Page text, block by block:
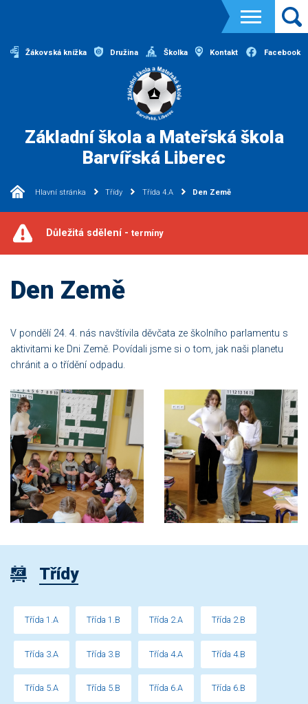
Žákovská knížka Družina Školka Kontakt Facebook
Základní škola a Mateřská škola
Barvířská Liberec
Hlavní stránka Třídy Třída 4.A Den Země
Důležitá sdělení - termíny
Den Země
V pondělí 24. 4. nás navštívila děvčata ze školního parlamentu s
aktivitami ke Dni Země. Povídali jsme si o tom, jak naši planetu
chránit a o třídění odpadu.
Třídy
Třída 1.A Třída 1.B Třída 2.A Třída 2.B
Třída 3.A Třída 3.B Třída 4.A Třída 4.B
Třída 5.A Třída 5.B Třída 6.A Třída 6.B